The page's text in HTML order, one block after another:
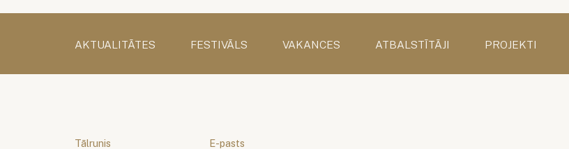
AKTUALITĀTES FESTIVĀLS VAKANCES ATBALSTĪTĀJI PROJEKTI
Tālrunis E-pasts